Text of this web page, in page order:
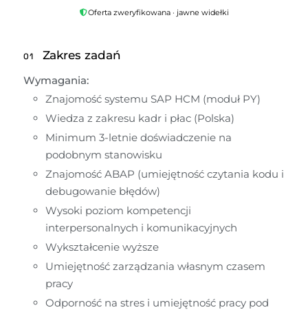
Oferta zweryfikowana · jawne widełki
01 Zakres zadań
Wymagania:
Znajomość systemu SAP HCM (moduł PY)
Wiedza z zakresu kadr i płac (Polska)
Minimum 3-letnie doświadczenie na
podobnym stanowisku
Znajomość ABAP (umiejętność czytania kodu i
debugowanie błędów)
Wysoki poziom kompetencji
interpersonalnych i komunikacyjnych
Wykształcenie wyższe
Umiejętność zarządzania własnym czasem
pracy
Odporność na stres i umiejętność pracy pod